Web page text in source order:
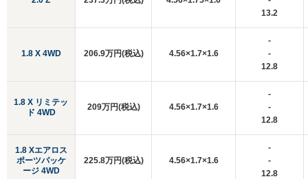
1.8 X 4WD
1.8 X リミテッ
ド 4WD
1.8 Xエアロス
ポーツパッケ
ージ 4WD
13.2
206.9万円(税込) 4.56×1.7×1.6
-
-
12.8
209万円(税込) 4.56×1.7×1.6
-
-
12.8
225.8万円(税込) 4.56×1.7×1.6
-
-
12.8